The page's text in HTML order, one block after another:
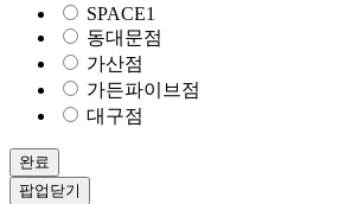
SPACE1
동대문점
가산점
가든파이브점
대구점
완료
팝업닫기